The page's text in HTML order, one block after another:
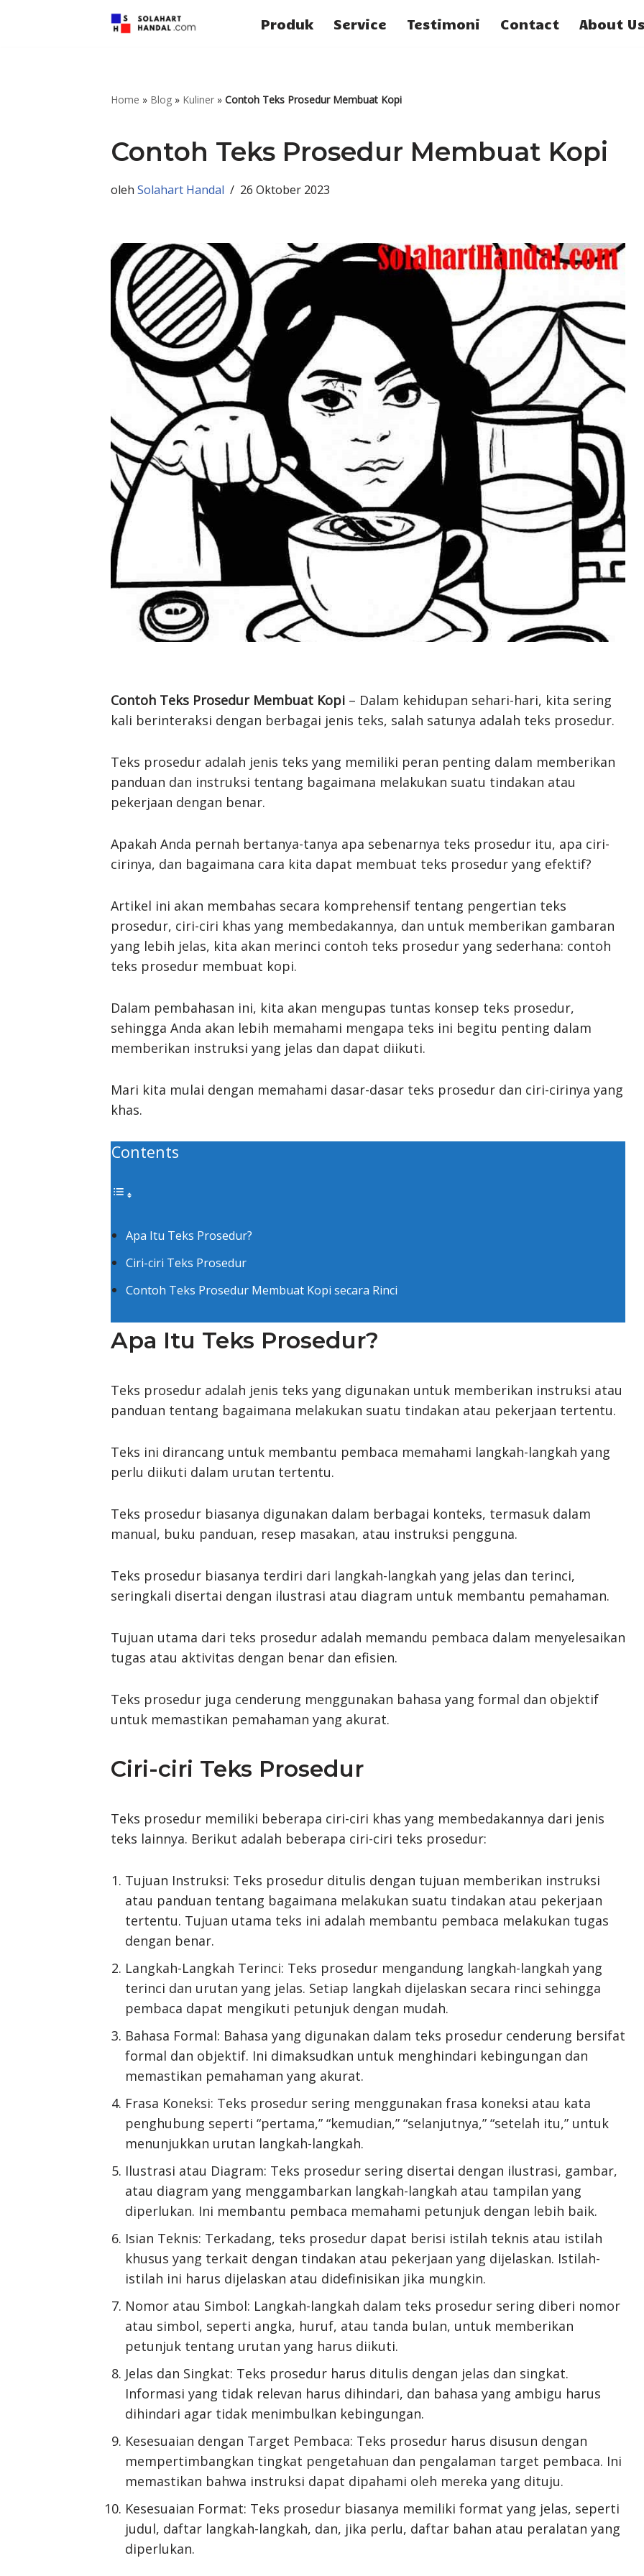
Produk Service Testimoni Contact About Us
Home » Blog » Kuliner » Contoh Teks Prosedur Membuat Kopi
Contoh Teks Prosedur Membuat Kopi
oleh Solahart Handal 26 Oktober 2023
Contoh Teks Prosedur Membuat Kopi – Dalam kehidupan sehari-hari, kita sering
kali berinteraksi dengan berbagai jenis teks, salah satunya adalah teks prosedur.
Teks prosedur adalah jenis teks yang memiliki peran penting dalam memberikan
panduan dan instruksi tentang bagaimana melakukan suatu tindakan atau
pekerjaan dengan benar.
Apakah Anda pernah bertanya-tanya apa sebenarnya teks prosedur itu, apa ciri-
cirinya, dan bagaimana cara kita dapat membuat teks prosedur yang efektif?
Artikel ini akan membahas secara komprehensif tentang pengertian teks
prosedur, ciri-ciri khas yang membedakannya, dan untuk memberikan gambaran
yang lebih jelas, kita akan merinci contoh teks prosedur yang sederhana: contoh
teks prosedur membuat kopi.
Dalam pembahasan ini, kita akan mengupas tuntas konsep teks prosedur,
sehingga Anda akan lebih memahami mengapa teks ini begitu penting dalam
memberikan instruksi yang jelas dan dapat diikuti.
Mari kita mulai dengan memahami dasar-dasar teks prosedur dan ciri-cirinya yang
khas.
Contents
Apa Itu Teks Prosedur?
Ciri-ciri Teks Prosedur
Contoh Teks Prosedur Membuat Kopi secara Rinci
Apa Itu Teks Prosedur?
Teks prosedur adalah jenis teks yang digunakan untuk memberikan instruksi atau
panduan tentang bagaimana melakukan suatu tindakan atau pekerjaan tertentu.
Teks ini dirancang untuk membantu pembaca memahami langkah-langkah yang
perlu diikuti dalam urutan tertentu.
Teks prosedur biasanya digunakan dalam berbagai konteks, termasuk dalam
manual, buku panduan, resep masakan, atau instruksi pengguna.
Teks prosedur biasanya terdiri dari langkah-langkah yang jelas dan terinci,
seringkali disertai dengan ilustrasi atau diagram untuk membantu pemahaman.
Tujuan utama dari teks prosedur adalah memandu pembaca dalam menyelesaikan
tugas atau aktivitas dengan benar dan efisien.
Teks prosedur juga cenderung menggunakan bahasa yang formal dan objektif
untuk memastikan pemahaman yang akurat.
Ciri-ciri Teks Prosedur
Teks prosedur memiliki beberapa ciri-ciri khas yang membedakannya dari jenis
teks lainnya. Berikut adalah beberapa ciri-ciri teks prosedur:
Tujuan Instruksi: Teks prosedur ditulis dengan tujuan memberikan instruksi
atau panduan tentang bagaimana melakukan suatu tindakan atau pekerjaan
tertentu. Tujuan utama teks ini adalah membantu pembaca melakukan tugas
dengan benar.
Langkah-Langkah Terinci: Teks prosedur mengandung langkah-langkah yang
terinci dan urutan yang jelas. Setiap langkah dijelaskan secara rinci sehingga
pembaca dapat mengikuti petunjuk dengan mudah.
Bahasa Formal: Bahasa yang digunakan dalam teks prosedur cenderung bersifat
formal dan objektif. Ini dimaksudkan untuk menghindari kebingungan dan
memastikan pemahaman yang akurat.
Frasa Koneksi: Teks prosedur sering menggunakan frasa koneksi atau kata
penghubung seperti “pertama,” “kemudian,” “selanjutnya,” “setelah itu,” untuk
menunjukkan urutan langkah-langkah.
Ilustrasi atau Diagram: Teks prosedur sering disertai dengan ilustrasi, gambar,
atau diagram yang menggambarkan langkah-langkah atau tampilan yang
diperlukan. Ini membantu pembaca memahami petunjuk dengan lebih baik.
Isian Teknis: Terkadang, teks prosedur dapat berisi istilah teknis atau istilah
khusus yang terkait dengan tindakan atau pekerjaan yang dijelaskan. Istilah-
istilah ini harus dijelaskan atau didefinisikan jika mungkin.
Nomor atau Simbol: Langkah-langkah dalam teks prosedur sering diberi nomor
atau simbol, seperti angka, huruf, atau tanda bulan, untuk memberikan
petunjuk tentang urutan yang harus diikuti.
Jelas dan Singkat: Teks prosedur harus ditulis dengan jelas dan singkat.
Informasi yang tidak relevan harus dihindari, dan bahasa yang ambigu harus
dihindari agar tidak menimbulkan kebingungan.
Kesesuaian dengan Target Pembaca: Teks prosedur harus disusun dengan
mempertimbangkan tingkat pengetahuan dan pengalaman target pembaca. Ini
memastikan bahwa instruksi dapat dipahami oleh mereka yang dituju.
Kesesuaian Format: Teks prosedur biasanya memiliki format yang jelas, seperti
judul, daftar langkah-langkah, dan, jika perlu, daftar bahan atau peralatan yang
diperlukan.